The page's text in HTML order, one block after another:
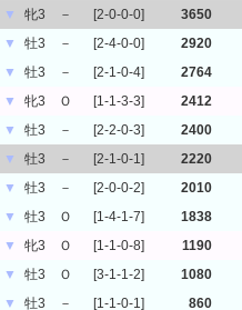
▼ 牝3 － [2-0-0-0] 3650
▼ 牡3 － [2-4-0-0] 2920
▼ 牡3 － [2-1-0-4] 2764
▼ 牝3 Ｏ [1-1-3-3] 2412
▼ 牡3 － [2-2-0-3] 2400
▼ 牡3 － [2-1-0-1] 2220
▼ 牡3 － [2-0-0-2] 2010
▼ 牡3 Ｏ [1-4-1-7] 1838
▼ 牝3 Ｏ [1-1-0-8] 1190
▼ 牡3 Ｏ [3-1-1-2] 1080
▼ 牡3 － [1-1-0-1] 860